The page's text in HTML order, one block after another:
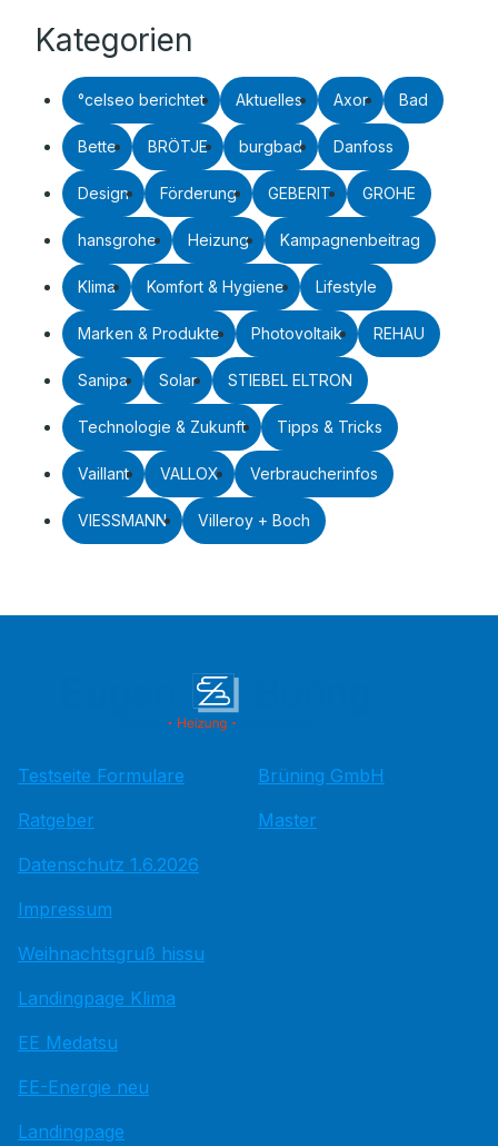
Kategorien
°celseo berichtet Aktuelles Axor Bad
Bette BRÖTJE burgbad Danfoss
Design Förderung GEBERIT GROHE
hansgrohe Heizung Kampagnenbeitrag
Klima Komfort & Hygiene Lifestyle
Marken & Produkte Photovoltaik REHAU
Sanipa Solar STIEBEL ELTRON
Technologie & Zukunft Tipps & Tricks
Vaillant VALLOX Verbraucherinfos
VIESSMANN Villeroy + Boch
Testseite Formulare
Ratgeber
Datenschutz 1.6.2026
Impressum
Weihnachtsgruß hissu
Landingpage Klima
EE Medatsu
EE-Energie neu
Landingpage
Brüning GmbH
Master